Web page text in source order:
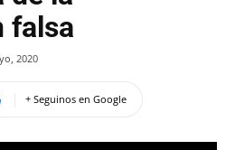
falsa
2020
+ Seguinos en Google